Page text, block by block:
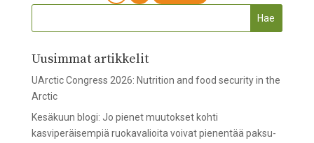
Uusimmat artikkelit
UArctic Congress 2026: Nutrition and food security in the
Arctic
Kesäkuun blogi: Jo pienet muutokset kohti
kasviperäisempiä ruokavalioita voivat pienentää paksu-